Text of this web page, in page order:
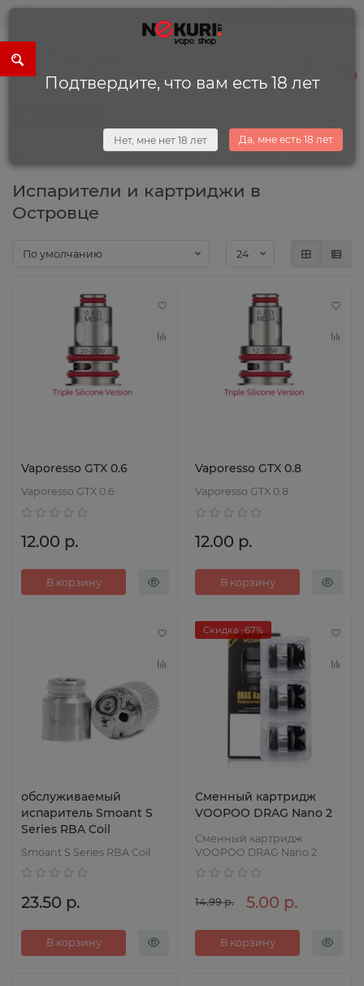
Испарители и картриджи в
Островце
Vaporesso GTX 0.6
Vaporesso GTX 0.6
12.00 р.
В корзину
Vaporesso GTX 0.8
Vaporesso GTX 0.8
12.00 р.
В корзину
обслуживаемый
испаритель Smoant S
Series RBA Coil
Smoant S Series RBA Coil
23.50 р.
В корзину
Скидка -67%
Сменный картридж
VOOPOO DRAG Nano 2
Сменный картридж
VOOPOO DRAG Nano 2
14.99 р. 5.00 р.
В корзину
Подтвердите, что вам есть 18 лет
Нет, мне нет 18 лет Да, мне есть 18 лет